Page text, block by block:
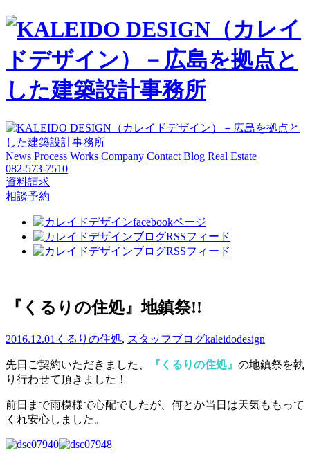
News Process Works Company Contact Blog Real Estate
082-573-7510
資料請求
相談予約
『くるりの住処』地鎮祭!!
2016.12.01 くるりの住処, スタッフブログkaleidodesign
先日ご契約いただきました、 『くるりの住処』 の地鎮祭を執
り行わせて頂きました！
前日まで雨模様で心配でしたが、何とか当日は天気ももって
くれ安心しました。